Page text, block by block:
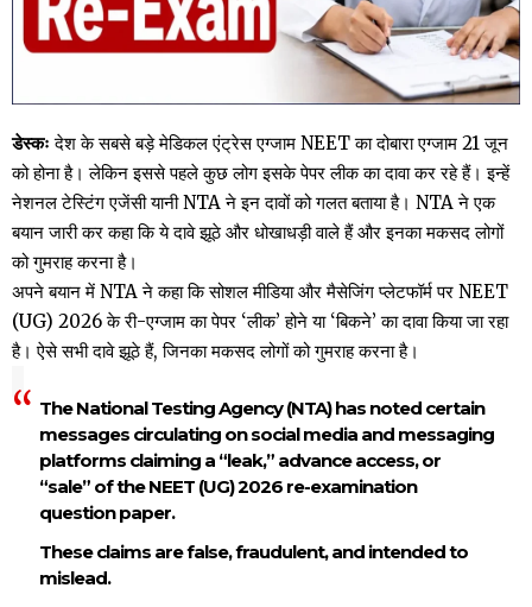
डेस्कः देश के सबसे बड़े मेडिकल एंट्रेस एग्जाम NEET का दोबारा एग्जाम 21 जून
को होना है। लेकिन इससे पहले कुछ लोग इसके पेपर लीक का दावा कर रहे हैं। इन्हें
नेशनल टेस्टिंग एजेंसी यानी NTA ने इन दावों को गलत बताया है। NTA ने एक
बयान जारी कर कहा कि ये दावे झूठे और धोखाधड़ी वाले हैं और इनका मकसद लोगों
को गुमराह करना है।
अपने बयान में NTA ने कहा कि सोशल मीडिया और मैसेजिंग प्लेटफॉर्म पर NEET
(UG) 2026 के री-एग्जाम का पेपर ‘लीक’ होने या ‘बिकने’ का दावा किया जा रहा
है। ऐसे सभी दावे झूठे हैं, जिनका मकसद लोगों को गुमराह करना है।
The National Testing Agency (NTA) has noted certain
messages circulating on social media and messaging
platforms claiming a “leak,” advance access, or
“sale” of the NEET (UG) 2026 re-examination
question paper.
These claims are false, fraudulent, and intended to
mislead.